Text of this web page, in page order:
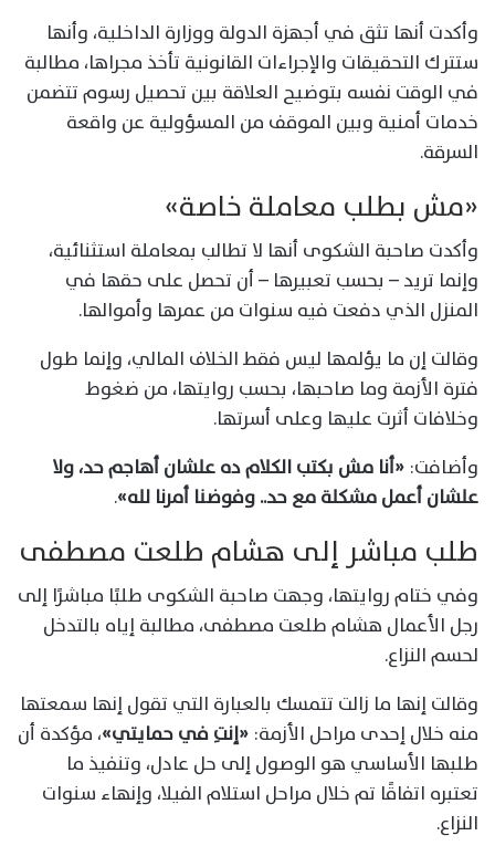
وأكدت أنها تثق في أجهزة الدولة ووزارة الداخلية، وأنها
ستترك التحقيقات والإجراءات القانونية تأخذ مجراها، مطالبة
في الوقت نفسه بتوضيح العلاقة بين تحصيل رسوم تتضمن
خدمات أمنية وبين الموقف من المسؤولية عن واقعة
السرقة.
«مش بطلب معاملة خاصة»
وأكدت صاحبة الشكوى أنها لا تطالب بمعاملة استثنائية،
وإنما تريد – بحسب تعبيرها – أن تحصل على حقها في
المنزل الذي دفعت فيه سنوات من عمرها وأموالها.
وقالت إن ما يؤلمها ليس فقط الخلاف المالي، وإنما طول
فترة الأزمة وما صاحبها، بحسب روايتها، من ضغوط
وخلافات أثرت عليها وعلى أسرتها.
وأضافت: «أنا مش بكتب الكلام ده علشان أهاجم حد، ولا
علشان أعمل مشكلة مع حد.. وفوضنا أمرنا لله».
طلب مباشر إلى هشام طلعت مصطفى
وفي ختام روايتها، وجهت صاحبة الشكوى طلبًا مباشرًا إلى
رجل الأعمال هشام طلعت مصطفى، مطالبة إياه بالتدخل
لحسم النزاع.
وقالت إنها ما زالت تتمسك بالعبارة التي تقول إنها سمعتها
منه خلال إحدى مراحل الأزمة: «إنتِ في حمايتي»، مؤكدة أن
طلبها الأساسي هو الوصول إلى حل عادل، وتنفيذ ما
تعتبره اتفاقًا تم خلال مراحل استلام الفيلا، وإنهاء سنوات
النزاع.